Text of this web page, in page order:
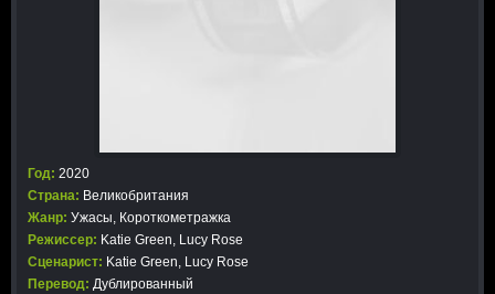
Год: 2020
Страна: Великобритания
Жанр: Ужасы, Короткометражка
Режиссер: Katie Green, Lucy Rose
Сценарист: Katie Green, Lucy Rose
Перевод: Дублированный